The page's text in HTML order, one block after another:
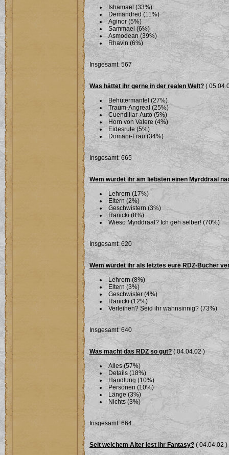
Ishamael (33%)
Demandred (11%)
Aginor (5%)
Sammael (6%)
Asmodean (39%)
Rhavin (6%)
Insgesamt: 567
Was hättet ihr gerne in der realen Welt? (
Behütermantel (27%)
Traum-Angreal (25%)
Cuendillar-Auto (5%)
Horn von Valere (4%)
Eidesrute (5%)
Domani-Frau (34%)
Insgesamt: 665
Wem würdet ihr am liebsten einen Myrddraal
Lehrern (17%)
Eltern (2%)
Geschwistern (3%)
Ranicki (8%)
Wieso Myrddraal? Ich geh selber! (70%)
Insgesamt: 620
Wem würdet ihr als letztes eure RDZ-Bücher
Lehrern (8%)
Eltern (3%)
Geschwister (4%)
Ranicki (12%)
Verleihen? Seid ihr wahnsinnig? (73%)
Insgesamt: 640
Was macht das RDZ so gut?( 04.04.02 )
Alles (57%)
Details (18%)
Handlung (10%)
Personen (10%)
Länge (3%)
Nichts (3%)
Insgesamt: 664
Seit welchem Alter lest ihr Fantasy? ( 04.04.02 )